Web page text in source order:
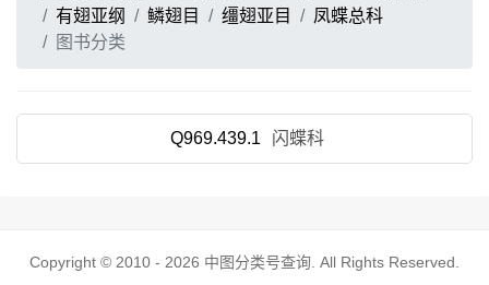
有翅亚纲
鳞翅目 缰翅亚目
凤蝶总科
图书分类
Q969.439.1 闪蝶科
Copyright © 2010 - 2026 中图分类号查询 . All Rights Reserved.